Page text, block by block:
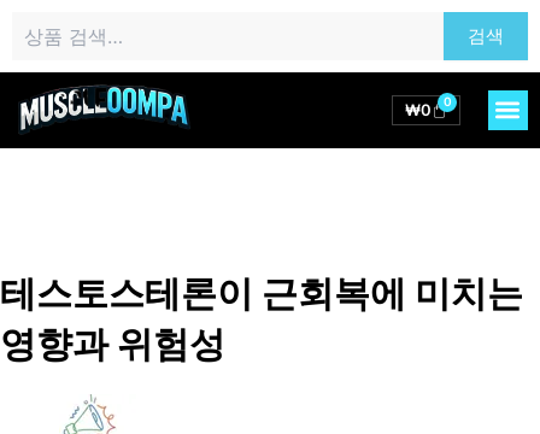
츠
너
색:
검색
₩0 0
Cart
테스토스테론이 근회복에 미치는
영향과 위험성